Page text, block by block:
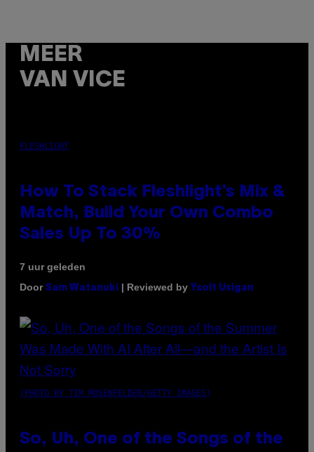
MEER
VAN VICE
FLESHLIGHT
How To Stack Fleshlight’s Mix &
Match, Build Your Own Combo
Sales Up To 30%
7 uur geleden
Door Sam Watanuki | Reviewed by Ysolt Usigan
(PHOTO BY TIM MOSENFELDER/GETTY IMAGES)
So, Uh, One of the Songs of the